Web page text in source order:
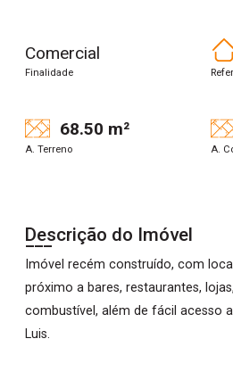
Comercial
Finalidade
68.50 m²
A. Terreno A.
Descrição do Imóvel
Imóvel recém construído, com
próximo a bares, restaurantes,
combustível, além de fácil acesso
Luis.